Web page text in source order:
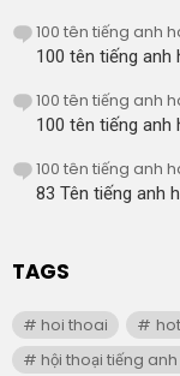
100 tên tiếng anh
100 tên tiếng anh
100 tên tiếng anh
100 tên tiếng
100 tên tiếng anh
83 Tên tiếng anh
TAGS
hoi thoai hot
hội thoại tiếng